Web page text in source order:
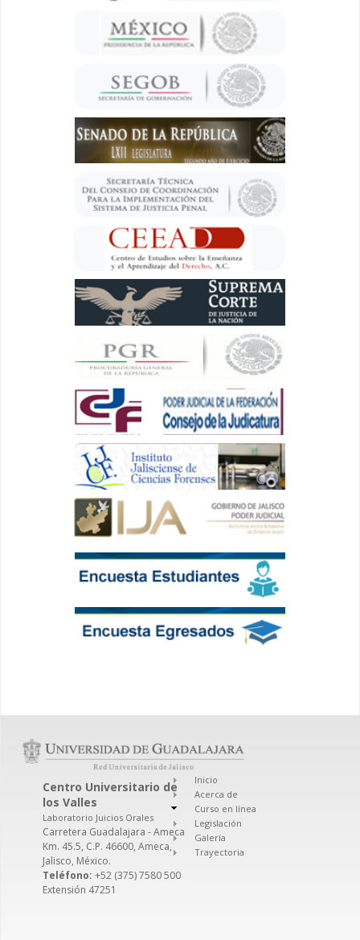
Centro Universitario de
los Valles
Laboratorio Juicios Orales
Carretera Guadalajara - Ameca
Km. 45.5, C.P. 46600, Ameca,
Jalisco, México.
Teléfono: +52 (375) 7580 500
Extensión 47251
Inicio
Acerca de
Curso en línea
Legislación
Galería
Trayectoria